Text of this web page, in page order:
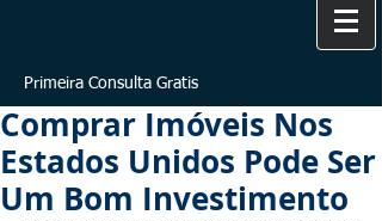
Primeira Consulta Gratis
Comprar Imóveis Nos
Estados Unidos Pode Ser
Um Bom Investimento